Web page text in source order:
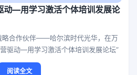
动—用学习激活个体培训发展论
略合作伙伴——哈尔滨时代光华，在万
驱动—用学习激活个体培训发展论坛”
阅读全文